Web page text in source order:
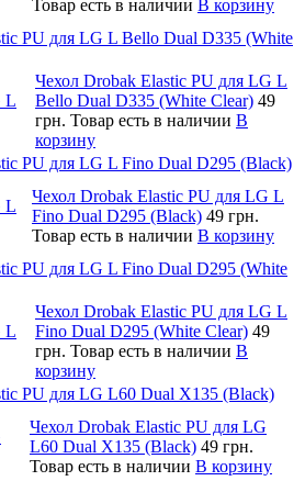
Товар есть в наличии В корзину
PU для LG L Bello Dual D335 (White
Чехол Drobak Elastic PU для LG L
Bello Dual D335 (White Clear) 49
грн. Товар есть в наличии В
корзину
PU для LG L Fino Dual D295 (Black)
Чехол Drobak Elastic PU для LG L
Fino Dual D295 (Black) 49 грн.
Товар есть в наличии В корзину
PU для LG L Fino Dual D295 (White
Чехол Drobak Elastic PU для LG L
Fino Dual D295 (White Clear) 49
грн. Товар есть в наличии В
корзину
PU для LG L60 Dual X135 (Black)
Чехол Drobak Elastic PU для LG
L60 Dual X135 (Black) 49 грн.
Товар есть в наличии В корзину